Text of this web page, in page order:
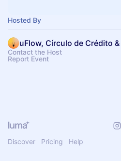
Hosted By
uFlow, Círculo de Crédito
Contact the Host
Report Event
Discover Pricing Help